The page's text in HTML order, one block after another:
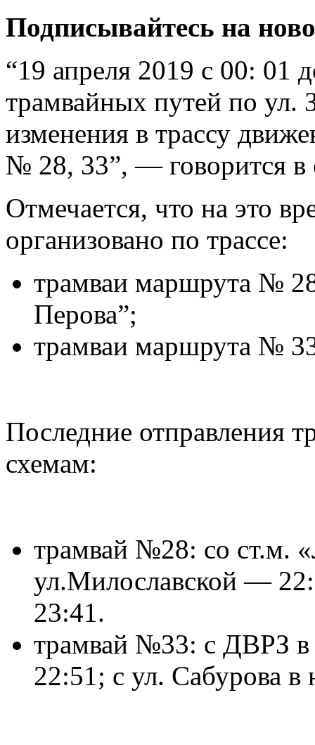
Подписывайтесь на
“19 апреля 2019 с 00: 01
трамвайных путей по ул.
изменения в трассу
№ 28, 33”, — говорится в
Отмечается, что на это
организовано по трассе:
трамваи маршрута №
Перова”;
трамваи маршрута №
Последние отправления
схемам:
трамвай №28: со ст.м.
ул.Милославской —
23:41.
трамвай №33: с ДВРЗ в
22:51; с ул. Сабурова